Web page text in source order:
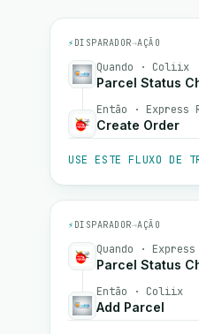
⚡ DISPARADOR→AÇÃO
Quando · Coliix
Parcel Status
Então · Express
Create Order
USE ESTE FLUXO DE
⚡ DISPARADOR→AÇÃO
Quando ·
Parcel Status
Então · Coliix
Add Parcel